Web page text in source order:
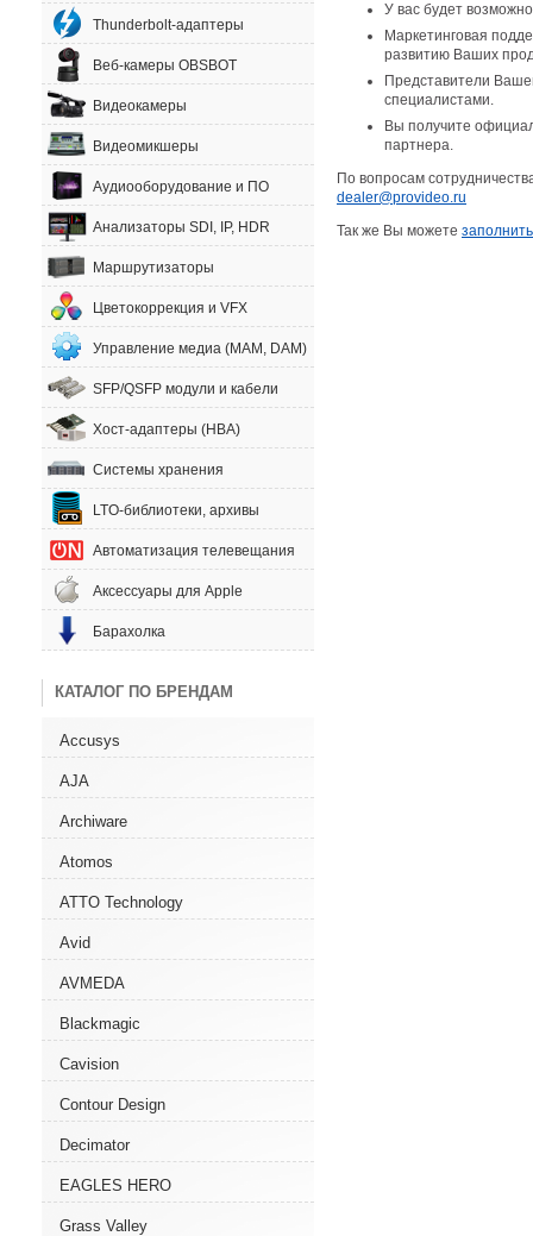
Thunderbolt-адаптеры
Веб-камеры OBSBOT
Видеокамеры
Видеомикшеры
Аудиооборудование и ПО
Анализаторы SDI, IP, HDR
Маршрутизаторы
Цветокоррекция и VFX
Управление медиа (MAM, DAM)
SFP/QSFP модули и кабели
Хост-адаптеры (HBA)
Системы хранения
LTO-библиотеки, архивы
Автоматизация телевещания
Аксессуары для Apple
Барахолка
КАТАЛОГ ПО БРЕНДАМ
Accusys
AJA
Archiware
Atomos
ATTO Technology
Avid
AVMEDA
Blackmagic
Cavision
Contour Design
Decimator
EAGLES HERO
Grass Valley
У вас будет
Маркетинговая
развитию Ваших
Представители
специалистами.
Вы получите
партнера.
По вопросам
dealer@provideo.ru
Так же Вы можете